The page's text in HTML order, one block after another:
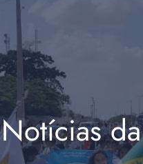
Notícias